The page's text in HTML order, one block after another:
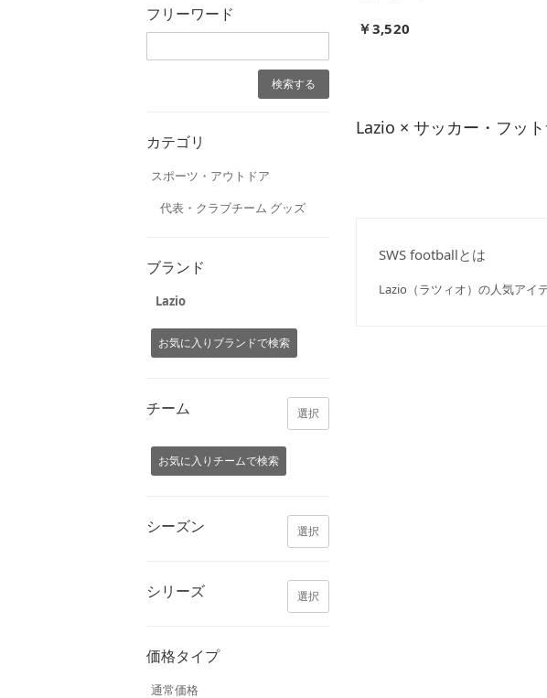
フリーワード
カテゴリ
スポーツ・アウトドア
代表・クラブチーム グッズ
ブランド
Lazio
お気に入りブランドで検索
チーム 選択
お気に入りチームで検索
シーズン 選択
シリーズ 選択
価格タイプ
通常価格
￥3,520
Lazio × サッカー・フッ
SWS footballとは
Lazio（ラツィオ）の人気アイ